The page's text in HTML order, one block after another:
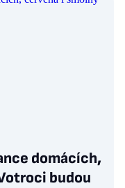
domácích,
budou